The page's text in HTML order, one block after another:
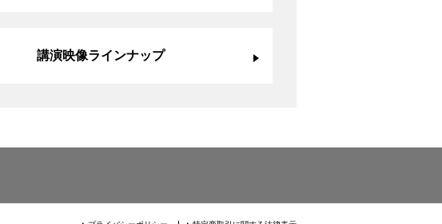
講演映像ラインナップ